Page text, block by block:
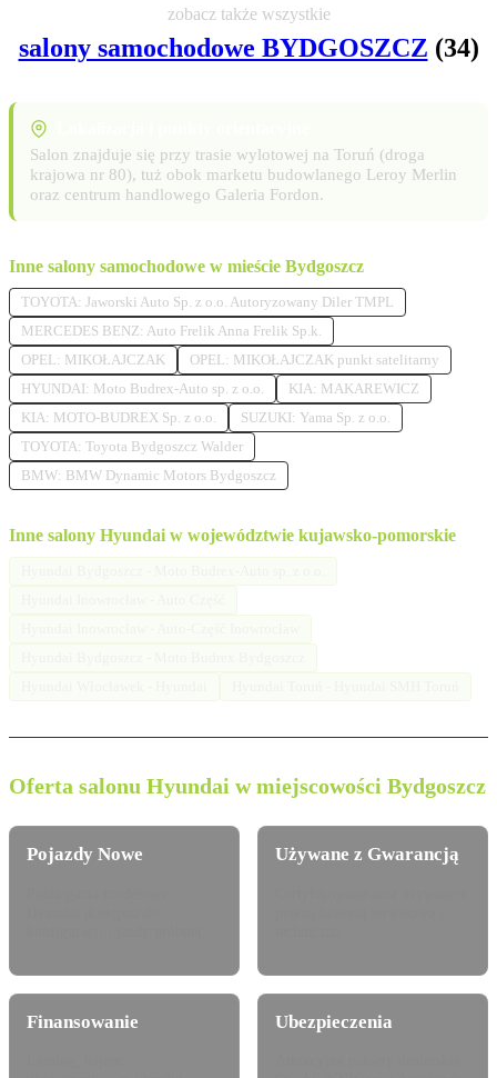
zobacz także wszystkie
salony samochodowe BYDGOSZCZ (34)
Salon znajduje się przy trasie wylotowej na Toruń (droga
krajowa nr 80), tuż obok marketu budowlanego Leroy Merlin
oraz centrum handlowego Galeria Fordon.
Inne salony samochodowe w mieście Bydgoszcz
TOYOTA: Jaworski Auto Sp. z o.o. Autoryzowany Diler TMPL
MERCEDES BENZ: Auto Frelik Anna Frelik Sp.k.
OPEL: MIKOŁAJCZAK
OPEL: MIKOŁAJCZAK punkt satelitarny
HYUNDAI: Moto Budrex-Auto sp. z o.o.
KIA: MAKAREWICZ
KIA: MOTO-BUDREX Sp. z o.o.
SUZUKI: Yama Sp. z o.o.
TOYOTA: Toyota Bydgoszcz Walder
BMW: BMW Dynamic Motors Bydgoszcz
Inne salony Hyundai w województwie kujawsko-pomorskie
Oferta salonu Hyundai w miejscowości Bydgoszcz
Pojazdy Nowe Używane z Gwarancją
Finansowanie Ubezpieczenia